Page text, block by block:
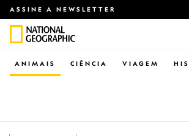
ASSINE A NEWSLETTER
CIÊNCIA VIAGEM
ANIMAIS